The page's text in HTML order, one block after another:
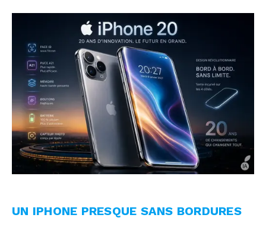
UN IPHONE PRESQUE SANS BORDURES